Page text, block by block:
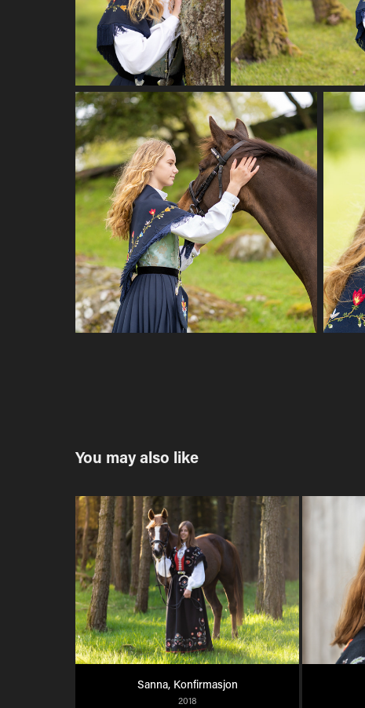
You may also like
Sanna, Konfirmasjon
2018